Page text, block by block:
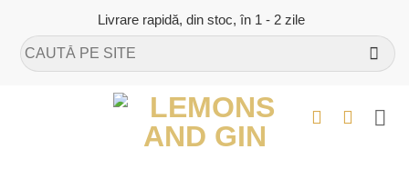
content
Livrare rapidă, din stoc, în 1 - 2 zile
Caută
după: